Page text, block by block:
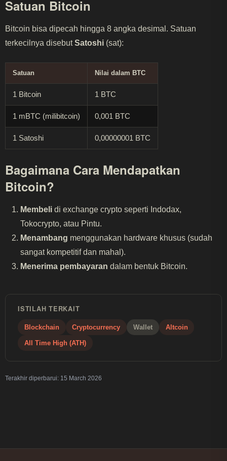
Satuan Bitcoin
Bitcoin bisa dipecah hingga 8 angka desimal. Satuan
terkecilnya disebutSatoshi (sat):
Satuan Nilai dalam BTC
1 Bitcoin 1 BTC
1 mBTC (milibitcoin) 0,001 BTC
1 Satoshi 0,00000001 BTC
Bagaimana Cara Mendapatkan
Bitcoin?
Membeli di exchange crypto seperti Indodax,
Tokocrypto, atau Pintu.
Menambang menggunakan hardware khusus (sudah
sangat kompetitif dan mahal).
Menerima pembayaran dalam bentuk Bitcoin.
ISTILAH TERKAIT
Blockchain Cryptocurrency Wallet Altcoin
All Time High (ATH)
Terakhir diperbarui: 15 March 2026